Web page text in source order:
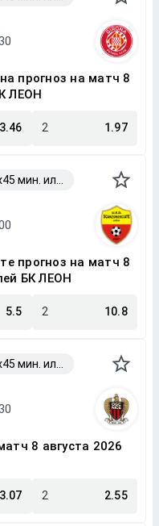
прогноз на матч 8
ЛЕОН
3.46 2 1.97
прогноз на матч 8
БК ЛЕОН
5.5 2 10.8
8 августа 2026
3.07 2 2.55